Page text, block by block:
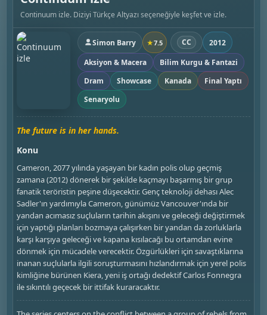
Continuum izle. Diziyi Türkçe Altyazı seçeneğiyle keşfet ve izle.
Simon Barry ★7.5 CC
2012
Aksiyon & Macera
Bilim Kurgu & Fantazi
Dram
Showcase Kanada
Final Yaptı
Senaryolu
The future is in her hands.
Konu
Cameron, 2077 yılında yaşayan bir kadın polis olup geçmiş
zamana (2012) dönerek bir şekilde kaçmayı başarmış bir grup
fanatik teröristin peşine düşecektir. Genç teknoloji dehası Alec
Sadler'ın yardımıyla Cameron, günümüz Vancouver'ında bir
yandan acımasız suçluların tarihin akışını ve geleceği değiştirmek
için yaptığı planları bozmaya çalışırken bir yandan da zorluklarla
karşı karşıya geleceği ve kapana kısılacağı bu ortamdan evine
dönmek için mücadele verecektir. Özgürlükleri için savaştıklarına
inanan suçlularla ilgili soruşturmasını hızlandırmak için yerel polis
kimliğine bürünen Kiera, yeni iş ortağı dedektif Carlos Fonnegra
ile sıkıntılı geçecek bir ittifak kuraracaktır.